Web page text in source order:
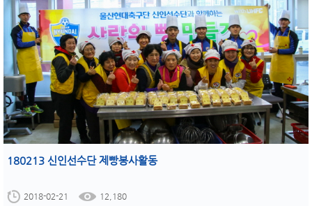
180213 신인선수단 제빵봉사활동
2018-02-21 12,180